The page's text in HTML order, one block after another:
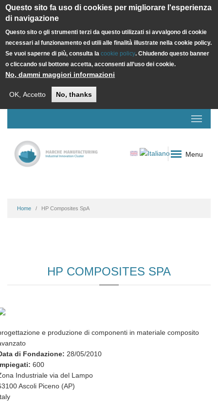
Questo sito fa uso di cookies per migliorare l'esperienza
di navigazione
Questo sito o gli strumenti terzi da questo utilizzati si avvalgono di cookie
necessari al funzionamento ed utili alle finalità illustrate nella cookie policy.
Se vuoi saperne di più, consulta lacookie policy. Chiudendo questo banner
o cliccando sul bottone accetta, acconsenti all’uso dei cookie.
No, dammi maggiori informazioni
OK, Accetto No, thanks
Menu
Home HP Composites SpA
HP COMPOSITES SPA
e produzione di componenti in materiale composito
di Fondazione: 28/05/2010
600
Industriale via del Lampo
Ascoli Piceno (AP)